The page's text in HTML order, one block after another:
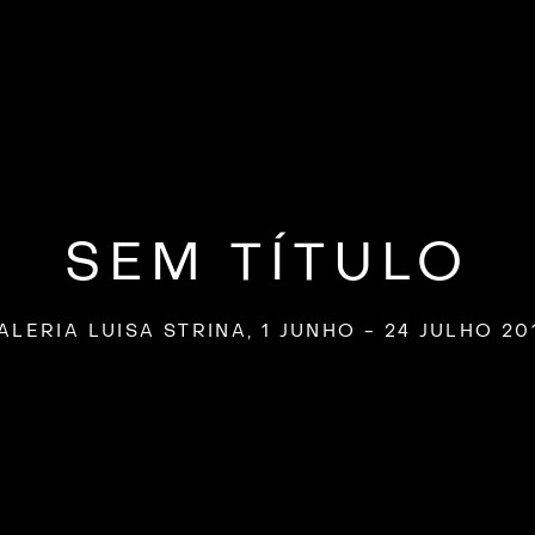
SEM TÍTULO
LUISA STRINA, 1 JUNHO - 24 JULHO